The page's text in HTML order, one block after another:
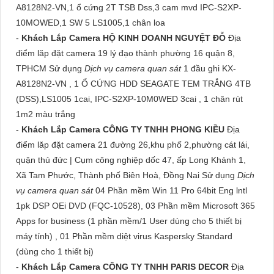
A8128N2-VN,1 ổ cứng 2T TSB Dss,3 cam mvd IPC-S2XP-
10MOWED,1 SW 5 LS1005,1 chân loa
- Khách Lắp Camera HỘ KINH DOANH NGUYỆT ĐỖ Địa
điểm lăp đặt camera 19 lý đạo thành phường 16 quận 8,
TPHCM Sử dụng Dịch vụ camera quan sát 1 đầu ghi KX-
A8128N2-VN , 1 Ổ CỨNG HDD SEAGATE TEM TRẮNG 4TB
(DSS),LS1005 1cai, IPC-S2XP-10M0WED 3cai , 1 chân rút
1m2 màu trắng
- Khách Lắp Camera CÔNG TY TNHH PHONG KIỀU Địa
điểm lăp đặt camera 21 đường 26,khu phố 2,phường cát lái,
quận thủ đức | Cụm công nghiệp dốc 47, ấp Long Khánh 1,
Xã Tam Phước, Thành phố Biên Hoà, Đồng Nai Sử dụng Dịch
vụ camera quan sát04 Phần mềm Win 11 Pro 64bit Eng lntl
1pk DSP OEi DVD (FQC-10528), 03 Phần mềm Microsoft 365
Apps for business (1 phần mềm/1 User dùng cho 5 thiết bị
máy tính) , 01 Phần mềm diệt virus Kaspersky Standard
(dùng cho 1 thiết bị)
- Khách Lắp Camera CÔNG TY TNHH PARIS DECOR Địa